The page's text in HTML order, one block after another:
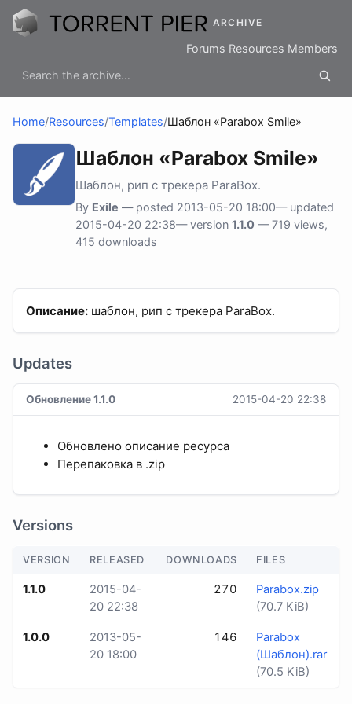
ARCHIVE
Forums Resources Members
Home/Resources/Templates/Шаблон «Parabox Smile»
Шаблон «Parabox Smile»
Шаблон, рип с трекера ParaBox.
By Exile — posted 2013-05-20 18:00— updated
2015-04-20 22:38— version 1.1.0 — 719 views,
415 downloads
Описание: шаблон, рип с трекера ParaBox.
Updates
Обновление 1.1.0 2015-04-20 22:38
Обновлено описание ресурса
Перепаковка в .zip
Versions
VERSION RELEASED DOWNLOADS FILES
1.1.0
2015-04-
20 22:38
270
Parabox.zip
(70.7 KiB)
1.0.0
2013-05-
20 18:00
146
Parabox
(Шаблон).rar
(70.5 KiB)